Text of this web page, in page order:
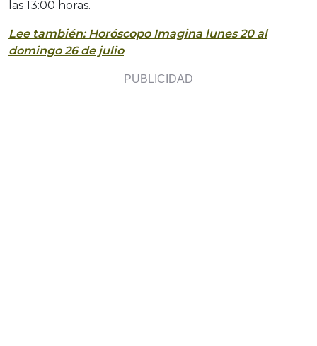
las 13:00 horas.
Lee también: Horóscopo Imagina lunes 20 al
domingo 26 de julio